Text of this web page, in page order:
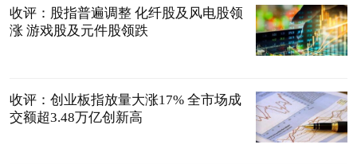
收评：股指普遍调整 化纤股及风电股领
涨 游戏股及元件股领跌
收评：创业板指放量大涨17% 全市场成
交额超3.48万亿创新高